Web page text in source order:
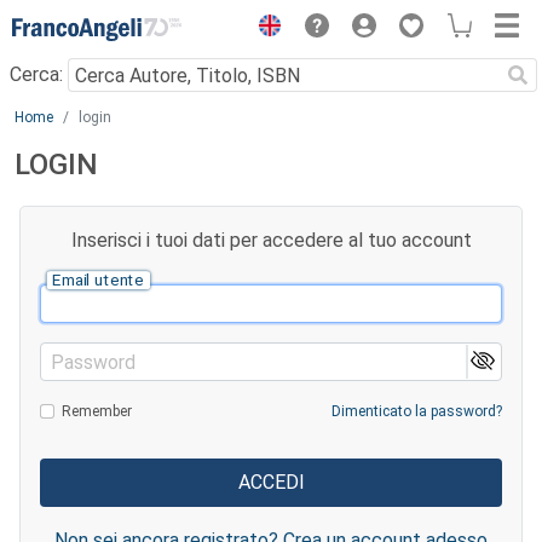
Menu
Cerca:
Main content
Home login
LOGIN
Inserisci i tuoi dati per accedere al tuo account
Email utente
Password
Remember Dimenticato la password?